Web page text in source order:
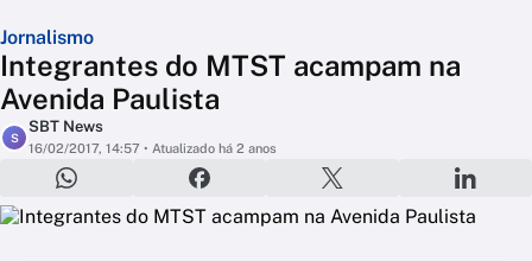
Jornalismo
Integrantes do MTST acampam na
Avenida Paulista
S
SBT News
16/02/2017, 14:57 • Atualizado há 2 anos